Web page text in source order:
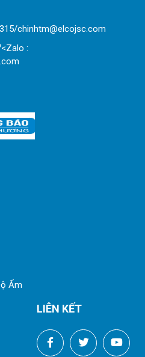
chinhtm@elcojsc.com
:
Ẩm
LIÊN KẾT